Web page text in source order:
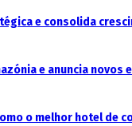
e consolida
e anuncia
o melhor hotel de